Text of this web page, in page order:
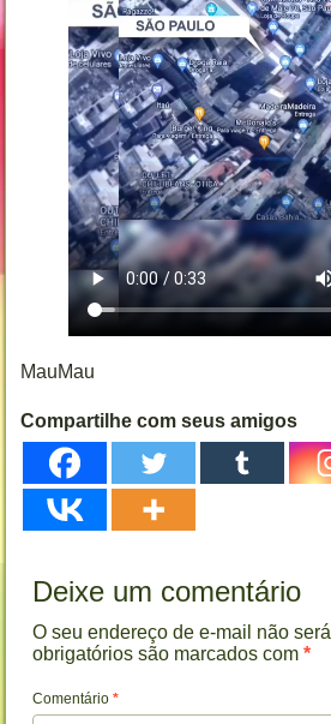
MauMau
Compartilhe com seus amigos
Deixe um comentário
O seu endereço de e-mail não
obrigatórios são marcados com*
Comentário*